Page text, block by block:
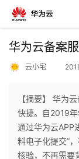
返
个
华为云备案
云小宅
【摘要】 华为
快捷。自2019
通过华为云APP
料电子化提交”
核验，不再需要